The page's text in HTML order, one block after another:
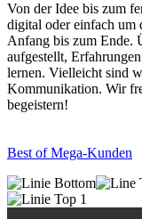
Von der Idee bis zum
digital oder einfach um
Anfang bis zum Ende.
aufgestellt,
lernen. Vielleicht sind
Kommunikation. Wir
begeistern!
Best of Mega-Kunden